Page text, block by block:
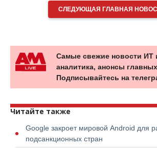
СЛЕДУЮЩАЯ ГЛАВНАЯ
Самые свежие новости ИТ
аналитика, анонсы
Подписывайтесь на
Читайте также
Google закроет мировой Android для
подсанкционных стран